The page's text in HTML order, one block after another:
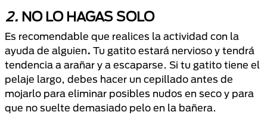
2. NO LO HAGAS SOLO
Es recomendable que realices la actividad con la
ayuda de alguien. Tu gatito estará nervioso y tendrá
tendencia a arañar y a escaparse. Si tu gatito tiene el
pelaje largo, debes hacer un cepillado antes de
mojarlo para eliminar posibles nudos en seco y para
que no suelte demasiado pelo en la bañera.